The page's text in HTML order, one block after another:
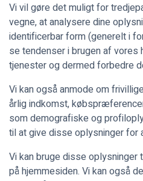
Vi vil gøre det muligt for
vegne, at analysere dine
identificerbar form (generelt i
se tendenser i brugen af vores
tjenester og dermed forbedre
Vi kan også anmode om
årlig indkomst,
som demografiske og
til at give disse oplysninger for
Vi kan bruge disse
på hjemmesiden. Vi kan også